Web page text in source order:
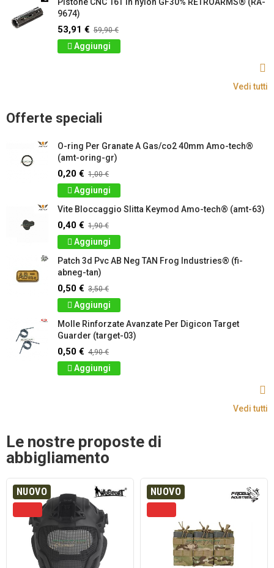
9674)
53,91 € 59,90 €
Aggiungi
Vedi tutti
Offerte speciali
O-ring Per Granate A Gas/co2 40mm Amo-tech®
(amt-oring-gr)
0,20 € 1,00 €
Aggiungi
Vite Bloccaggio Slitta Keymod Amo-tech® (amt-63)
0,40 € 1,90 €
Aggiungi
Patch 3d Pvc AB Neg TAN Frog Industries® (fi-
abneg-tan)
0,50 € 3,50 €
Aggiungi
Molle Rinforzate Avanzate Per Digicon Target
Guarder (target-03)
0,50 € 4,90 €
Aggiungi
Vedi tutti
Le nostre proposte di
abbigliamento
NUOVO NUOVO